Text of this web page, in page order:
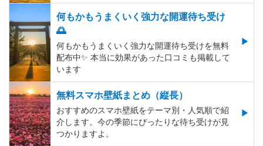
何もかもうまくいく強力な開運待ち受け
🌅
何もかもうまくいく強力な開運待ち受けを無料
配布中✨️ 本当に効果があった口コミも掲載して
います
無料スマホ壁紙まとめ（縦長）
おすすめのスマホ壁紙をテーマ別・人気順で紹
介します。今の季節にぴったりな待ち受けが見
つかりますよ。